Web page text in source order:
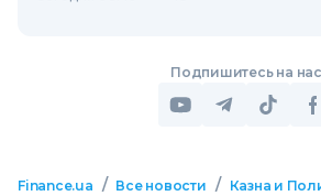
Подпишитесь на нас
Finance.ua / Все новости / Казна и